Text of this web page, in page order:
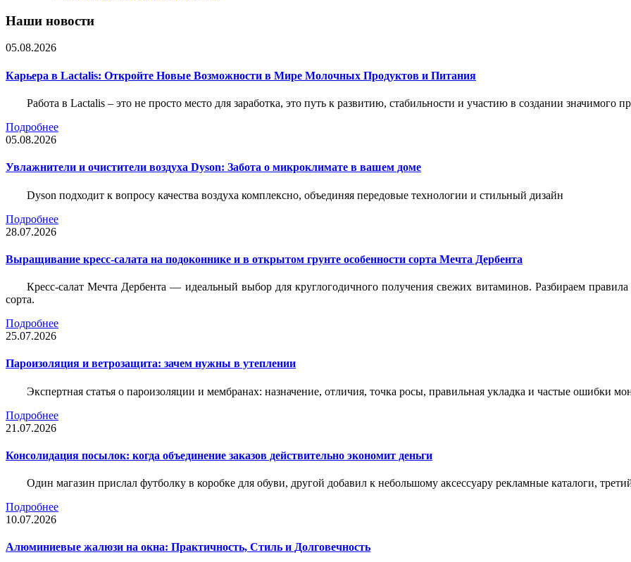
Наши новости
05.08.2026
Карьера в Lactalis: Откройте Новые Возможности в Мире Молочных Продуктов и Питания
Работа в Lactalis – это не просто место для заработка, это путь к развитию, стабильности и участию в создании значимого
Подробнее
05.08.2026
Увлажнители и очистители воздуха Dyson: Забота о микроклимате в вашем доме
Dyson подходит к вопросу качества воздуха комплексно, объединяя передовые технологии и стильный дизайн
Подробнее
28.07.2026
Выращивание кресс-салата на подоконнике и в открытом грунте особенности сорта Мечта Дербента
Кресс-салат Мечта Дербента — идеальный выбор для круглогодичного получения свежих витаминов. Разбираем
сорта.
Подробнее
25.07.2026
Пароизоляция и ветрозащита: зачем нужны в утеплении
Экспертная статья о пароизоляции и мембранах: назначение, отличия, точка росы, правильная укладка и частые ошибки
Подробнее
21.07.2026
Консолидация посылок: когда объединение заказов действительно экономит деньги
Один магазин прислал футболку в коробке для обуви, другой добавил к небольшому аксессуару рекламные каталоги,
Подробнее
10.07.2026
Алюминиевые жалюзи на окна: Практичность, Стиль и Долговечность